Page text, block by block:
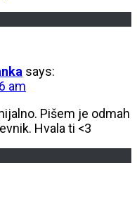
says:
am
Pišem je odmah
Hvala ti <3